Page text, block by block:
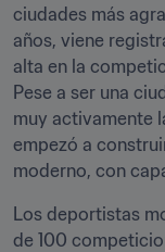
ciudades más
años, viene
alta en la
Pese a ser una
muy activamente
empezó a
moderno, con
Los deportistas
de 100